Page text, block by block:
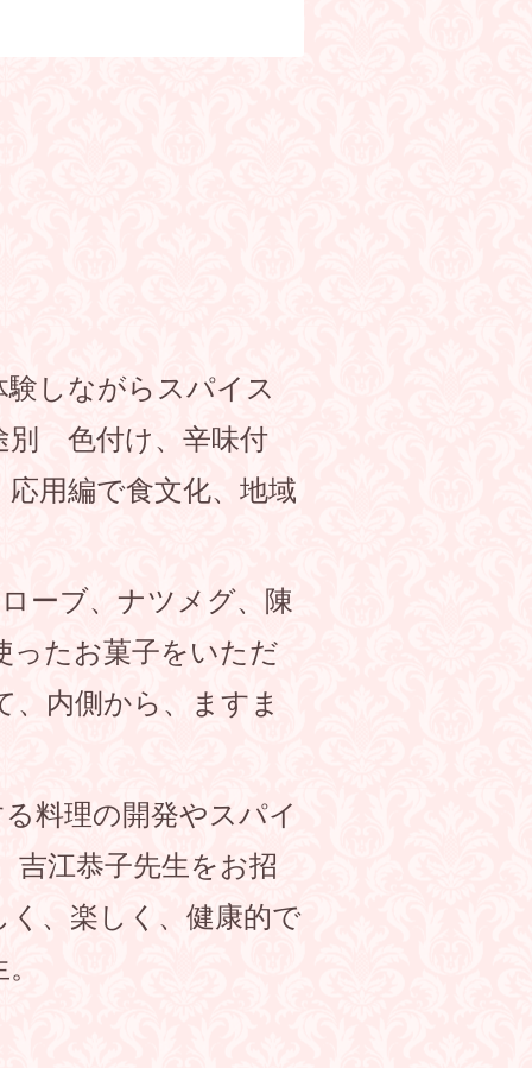
しながらスパイス
別 色付け、辛味付
用編で食文化、地域
ーブ、ナツメグ、陳
ったお菓子をいただ
内側から、ますま
料理の開発やスパイ
江恭子先生をお招
、楽しく、健康的で